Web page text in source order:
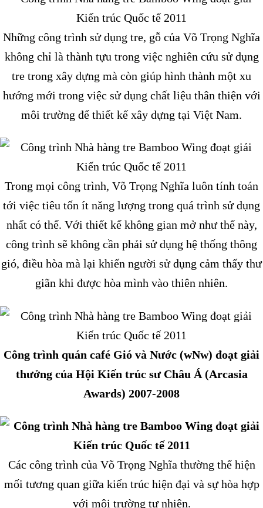
Những công trình sử dụng tre, gỗ của Võ Trọng Nghĩa
không chỉ là thành tựu trong việc nghiên cứu sử dụng
tre trong xây dựng mà còn giúp hình thành một xu
hướng mới trong việc sử dụng chất liệu thân thiện với
môi trường để thiết kế xây dựng tại Việt Nam.
Trong mọi công trình, Võ Trọng Nghĩa luôn tính toán
tới việc tiêu tốn ít năng lượng trong quá trình sử dụng
nhất có thể. Với thiết kế không gian mở như thế này,
công trình sẽ không cần phải sử dụng hệ thống thông
gió, điều hòa mà lại khiến người sử dụng cảm thấy thư
giãn khi được hòa mình vào thiên nhiên.
Công trình quán café Gió và Nước (wNw) đoạt giải
thưởng của Hội Kiến trúc sư Châu Á (Arcasia
Awards) 2007-2008
Các công trình của Võ Trọng Nghĩa thường thể hiện
mối tương quan giữa kiến trúc hiện đại và sự hòa hợp
với môi trường tự nhiên.